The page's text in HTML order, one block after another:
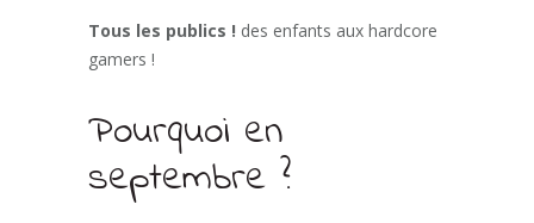
Tous les publics ! des enfants aux hardcore
gamers !
Pourquoi en
septembre ?